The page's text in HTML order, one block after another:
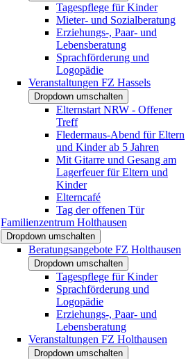
Tagespflege für Kinder
Mieter- und Sozialberatung
Erziehungs-, Paar- und
Lebensberatung
Sprachförderung und
Logopädie
Veranstaltungen FZ Hassels
Dropdown umschalten
Elternstart NRW - Offener
Treff
Fledermaus-Abend für Eltern
und Kinder ab 5 Jahren
Mit Gitarre und Gesang am
Lagerfeuer für Eltern und
Kinder
Elterncafé
Tag der offenen Tür
Familienzentrum Holthausen
Dropdown umschalten
Beratungsangebote FZ Holthausen
Dropdown umschalten
Tagespflege für Kinder
Sprachförderung und
Logopädie
Erziehungs-, Paar- und
Lebensberatung
Veranstaltungen FZ Holthausen
Dropdown umschalten